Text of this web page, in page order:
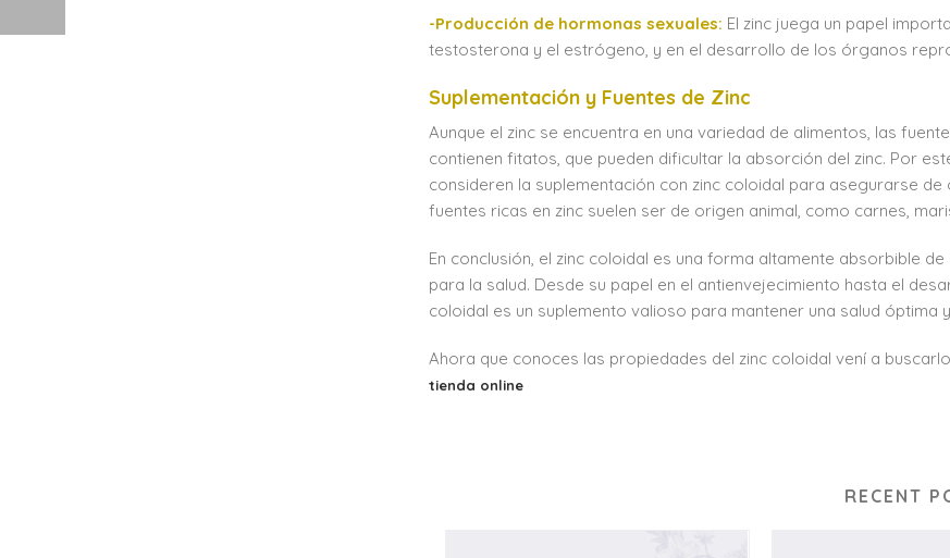
-Producción de hormonas sexuales: El zinc juega un papel
testosterona y el estrógeno, y en el desarrollo de los órganos
Suplementación y Fuentes de Zinc
Aunque el zinc se encuentra en una variedad de alimentos, las
contienen fitatos, que pueden dificultar la absorción del zinc. Por
consideren la suplementación con zinc coloidal para asegurarse
fuentes ricas en zinc suelen ser de origen animal, como carnes,
En conclusión, el zinc coloidal es una forma altamente absorbible
para la salud. Desde su papel en el antienvejecimiento hasta el
coloidal es un suplemento valioso para mantener una salud óptima
Ahora que conoces las propiedades del zinc coloidal vení a
tienda online
RECENT